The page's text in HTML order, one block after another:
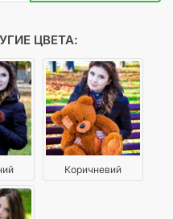
ЦВЕТА:
Коричневий